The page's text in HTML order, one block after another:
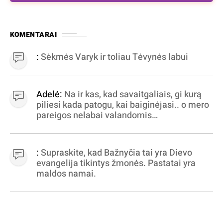
KOMENTARAI
:Sėkmės Varyk ir toliau Tėvynės labui
Adelė: Na ir kas, kad savaitgaliais, gi kurą
piliesi kada patogu, kai baiginėjasi.. o mero
pareigos nelabai valandomis
virpinimas, ieškokit kur milijonus vagia
dujininkai, elektros aferistai, stadionų
statytojai Vilnuje
:Supraskite, kad Bažnyčia tai yra Dievo
evangelija tikintys žmonės. Pastatai yra
maldos namai.